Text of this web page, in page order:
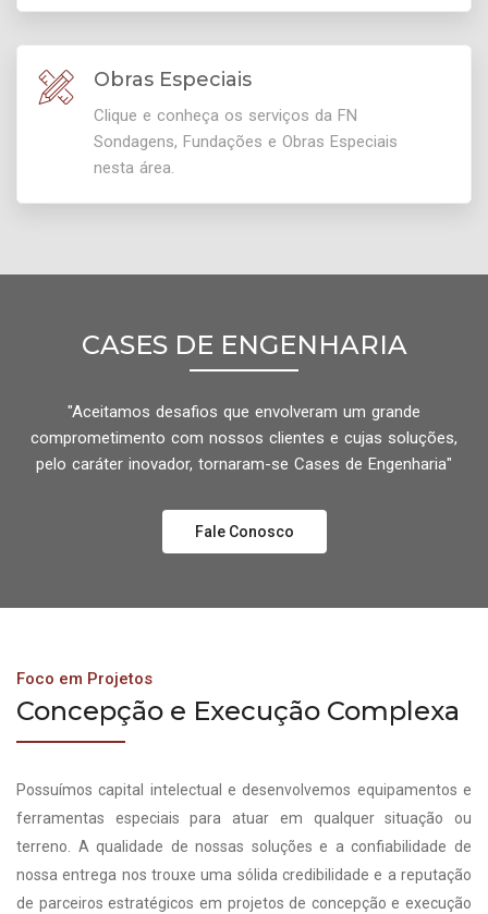
Obras Especiais
Clique e conheça os serviços da FN
Sondagens, Fundações e Obras Especiais
nesta área.
CASES DE ENGENHARIA
"Aceitamos desafios que envolveram um grande
comprometimento com nossos clientes e cujas soluções,
pelo caráter inovador, tornaram-se Cases de Engenharia"
Fale Conosco
Foco em Projetos
Concepção e Execução Complexa
Possuímos capital intelectual e desenvolvemos equipamentos e
ferramentas especiais para atuar em qualquer situação ou
terreno. A qualidade de nossas soluções e a confiabilidade de
nossa entrega nos trouxe uma sólida credibilidade e a reputação
de parceiros estratégicos em projetos de concepção e execução